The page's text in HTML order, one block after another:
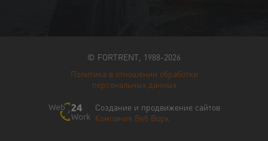
© FORTRENT, 1988-2026
Политика в отношении обработки
персональных данных
Создание и продвижение сайтов
Компания Веб Ворк